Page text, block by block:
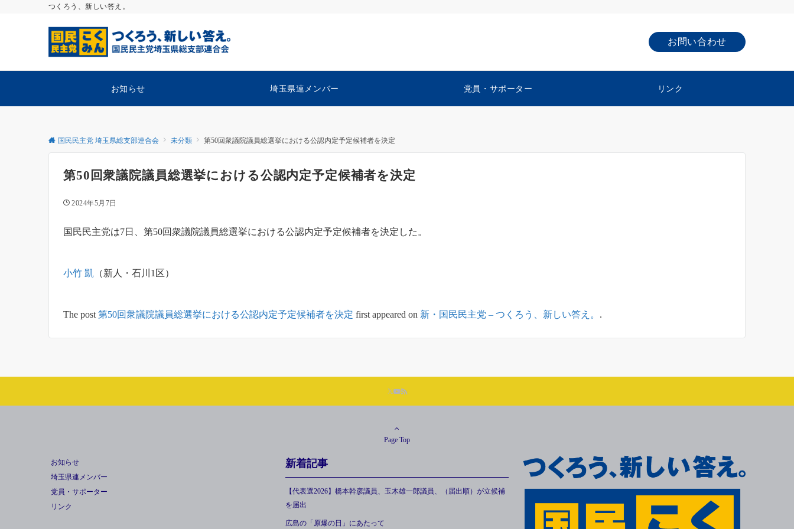
つくろう、新しい答え。
お問い合わせ
お知らせ 埼玉県連メンバー 党員・サポーター リンク
国民民主党 埼玉県総支部連合会 未分類 第50回衆議院議員総選挙における公認内定予定候補者を決定
第50回衆議院議員総選挙における公認内定予定候補者を決定
2024年5月7日
国民民主党は7日、第50回衆議院議員総選挙における公認内定予定候補者を決定した。
小竹 凱 （新人・石川1区）
The post 第50回衆議院議員総選挙における公認内定予定候補者を決定 first appeared on 新・国民民主党 – つくろう、新しい答え。 .
Page Top
お知らせ
埼玉県連メンバー
党員・サポーター
リンク
新着記事
【代表選2026】橋本幹彦議員、玉木雄一郎議員、（届出順）が立候補
を届出
広島の「原爆の日」にあたって